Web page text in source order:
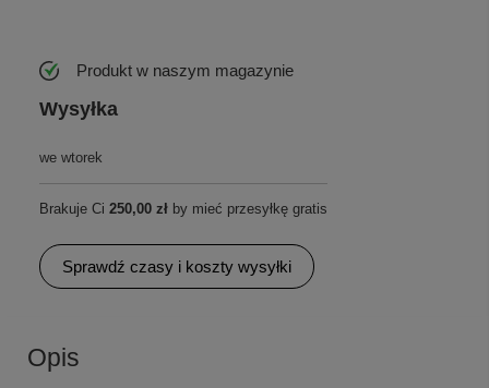
Produkt w naszym magazynie
Wysyłka
we wtorek
Brakuje Ci 250,00 zł by mieć przesyłkę gratis
Sprawdź czasy i koszty wysyłki
Opis